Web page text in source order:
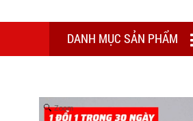
DANH MỤC SẢN PHẨM
Zoom